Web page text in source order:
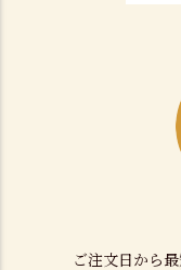
ご注文日から